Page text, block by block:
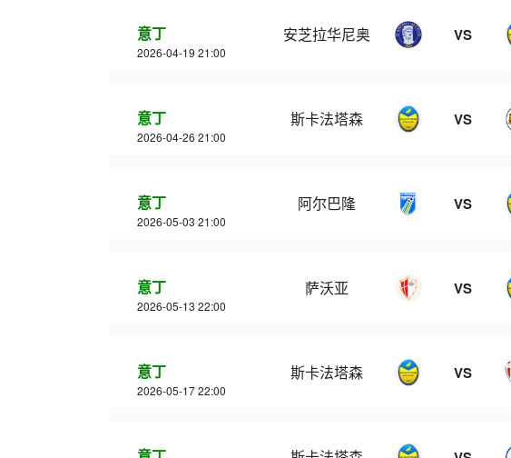
意丁
2026-04-19 21:00
安芝拉华尼奥 VS
意丁
2026-04-26 21:00
斯卡法塔森 VS
意丁
2026-05-03 21:00
阿尔巴隆 VS
意丁
2026-05-13 22:00
萨沃亚 VS
意丁
2026-05-17 22:00
斯卡法塔森 VS